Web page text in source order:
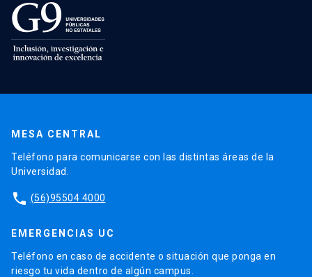
MESA CENTRAL
Teléfono para comunicarse con las distintas áreas de la
Universidad.
phone (56)95504 4000
EMERGENCIAS UC
Teléfono en caso de accidente o situación que ponga en
riesgo tu vida dentro de algún campus.